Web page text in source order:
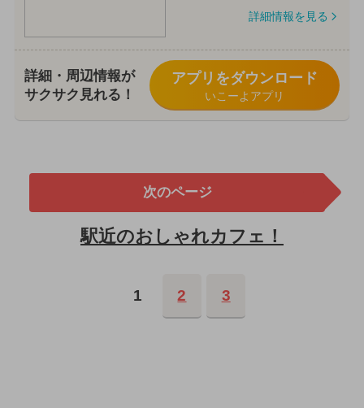
詳細情報を見る
詳細・周辺情報が
サクサク見れる！
アプリをダウンロード
いこーよアプリ
次のページ
駅近のおしゃれカフェ！
1 2 3